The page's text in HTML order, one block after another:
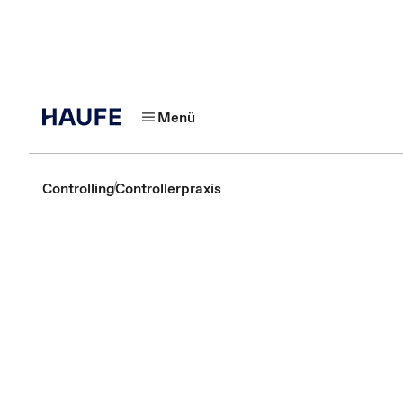
Menü
ControllingControllerpraxis